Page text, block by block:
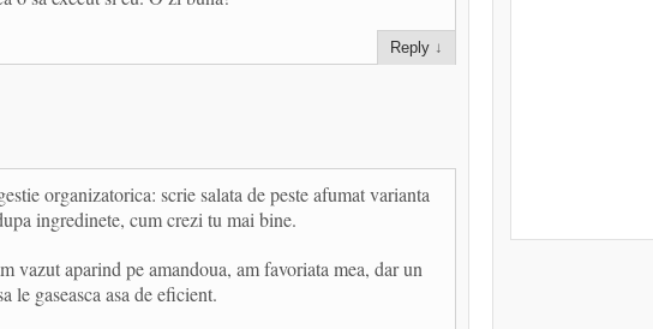
Reply ↓
organizatorica: scrie salata de peste afumat varianta
ingredinete, cum crezi tu mai bine.
vazut aparind pe amandoua, am favoriata mea, dar un
le gaseasca asa de eficient.